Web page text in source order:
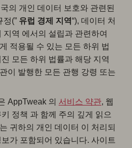
의 개인 데이터 보호와 관련된
정(” 유럽 경제 지역“), 데이터 처
지역 에서의 설립과 관련하여
적용될 수 있는 모든 하위 법
모든 하위 법률과 해당 지역
이 발행한 모든 관행 강령 또는
AppTweak 의 서비스 약관, 웹
키 정책 과 함께 주의 깊게 읽으
귀하의 개인 데이터 이 처리되
가 포함되어 있습니다. 사이트